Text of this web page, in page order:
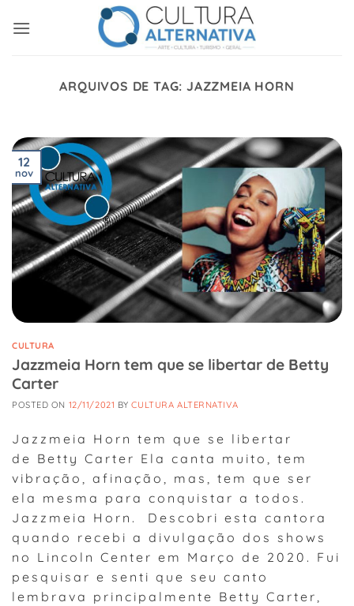
ARQUIVOS DE TAG:JAZZMEIA HORN
12
nov
CULTURA
Jazzmeia Horn tem que se libertar de Betty
Carter
POSTED ON 12/11/2021 BYCULTURA ALTERNATIVA
Jazzmeia Horn tem que se libertar
de Betty Carter Ela canta muito, tem
vibração, afinação, mas, tem que ser
ela mesma para conquistar a todos.
Jazzmeia Horn. Descobri esta cantora
quando recebi a divulgação dos shows
no Lincoln Center em Março de 2020. Fui
pesquisar e senti que seu canto
lembrava principalmente Betty Carter,